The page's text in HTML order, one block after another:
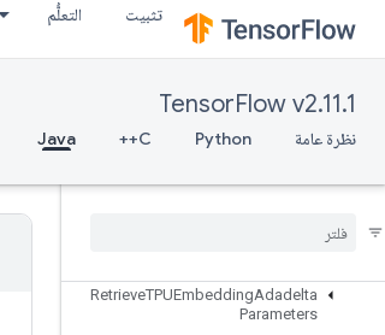
تثبيت التعلُّم
TensorFlow v2.11.1
نظرة عامة Python
C++
Java
ResourceScatterNdUpdate
ResourceScatterSub
ResourceSparseApplyAdagradV2
ResourceSparseApplyKerasMomentum
RetrieveTPUEmbeddingAdadelta
Parameters